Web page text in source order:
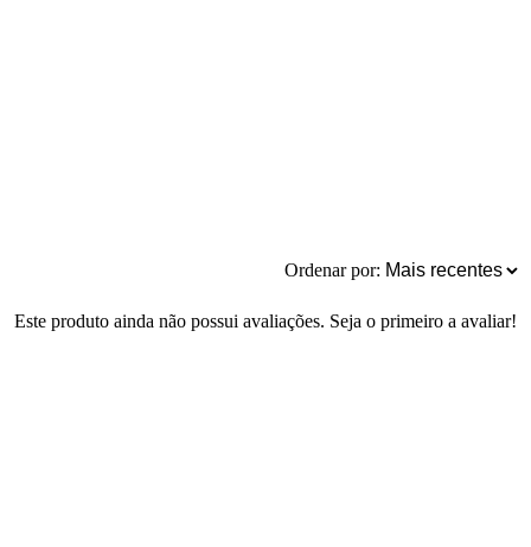
Ordenar por:
Este produto ainda não possui avaliações. Seja o primeiro a avaliar!